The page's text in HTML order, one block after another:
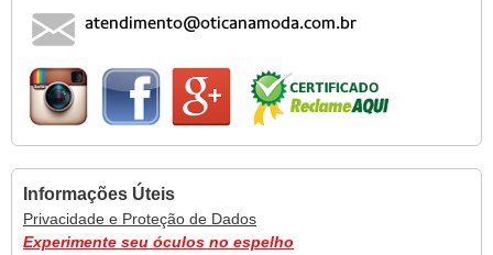
Informações Úteis
Privacidade e Proteção de Dados
Experimente seu óculos no espelho